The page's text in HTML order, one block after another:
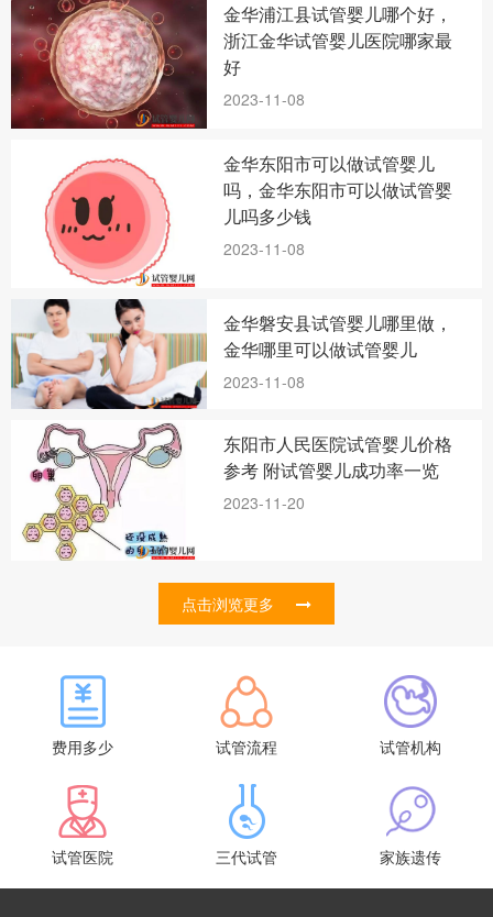
金华浦江县试管婴儿哪个好，
浙江金华试管婴儿医院哪家最
好
2023-11-08
金华东阳市可以做试管婴儿
吗，金华东阳市可以做试管婴
儿吗多少钱
2023-11-08
金华磐安县试管婴儿哪里做，
金华哪里可以做试管婴儿
2023-11-08
东阳市人民医院试管婴儿价格
参考 附试管婴儿成功率一览
2023-11-20
点击浏览更多
费用多少 试管流程 试管机构
试管医院 三代试管 家族遗传